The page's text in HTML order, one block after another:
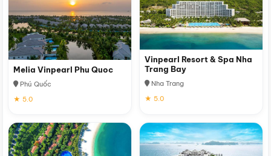
Melia Vinpearl Phu Quoc
Phú Quốc
★ 5.0
Vinpearl Resort & Spa Nha
Trang Bay
Nha Trang
★ 5.0